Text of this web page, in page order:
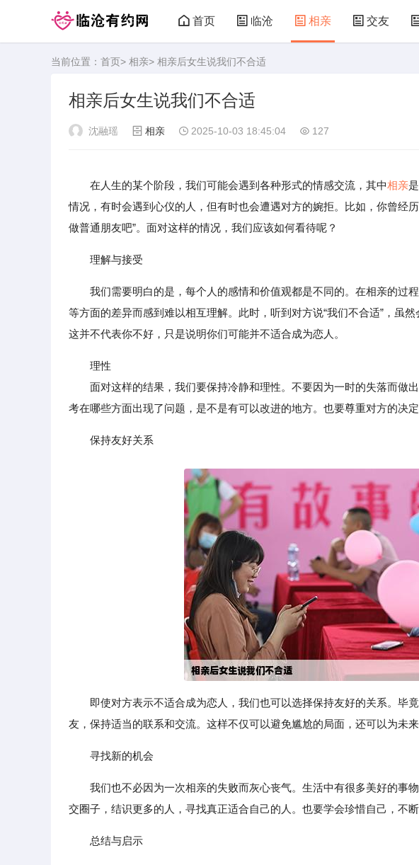
首页 临沧 相亲 交友
临沧有约网
当前位置： 首页> 相亲> 相亲后女生说我们不合适
相亲后女生说我们不合适
沈融瑶 相亲 2025-10-03 18:45:04 127
在人生的某个阶段，我们可能会遇到各种形式的情感交流，其中相亲
情况，有时会遇到心仪的人，但有时也会遭遇对方的婉拒。比如，你曾经
做普通朋友吧”。面对这样的情况，我们应该如何看待呢？
理解与接受
我们需要明白的是，每个人的感情和价值观都是不同的。在相亲的过
等方面的差异而感到难以相互理解。此时，听到对方说“我们不合适”，虽
这并不代表你不好，只是说明你们可能并不适合成为恋人。
理性
面对这样的结果，我们要保持冷静和理性。不要因为一时的失落而做
考在哪些方面出现了问题，是不是有可以改进的地方。也要尊重对方的决
保持友好关系
即使对方表示不适合成为恋人，我们也可以选择保持友好的关系。毕
友，保持适当的联系和交流。这样不仅可以避免尴尬的局面，还可以为未来
寻找新的机会
我们也不必因为一次相亲的失败而灰心丧气。生活中有很多美好的事
交圈子，结识更多的人，寻找真正适合自己的人。也要学会珍惜自己，不
总结与启示